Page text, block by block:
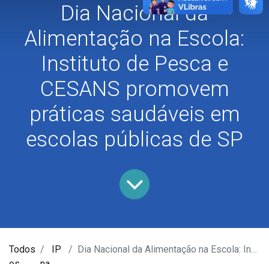
Dia Nacional da
Alimentação na Escola:
Instituto de Pesca e
CESANS promovem
práticas saudáveis em
escolas públicas de SP
Todos
IP
Dia Nacional da Alimentação na Escola: Instituto de Pesca e CESANS promovem práticas saudáveis em escolas públicas de SP